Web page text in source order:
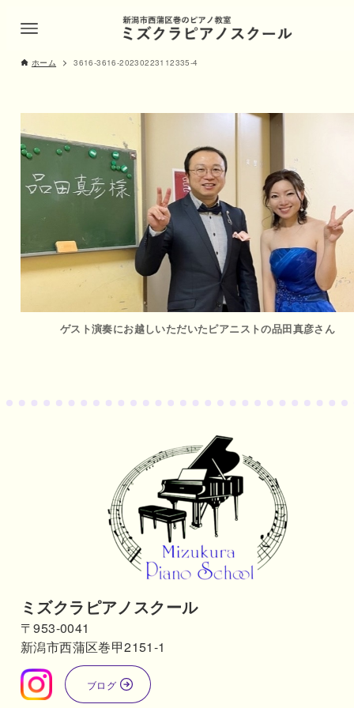
ホーム 3616-3616-20230223112335-4
ゲスト演奏にお越しいただいたピアニストの品田真彦さん
ミズクラピアノスクール
〒953-0041
新潟市西蒲区巻甲2151-1
ブログ